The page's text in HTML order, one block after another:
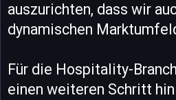
auszurichten, dass wir
dynamischen
Für die Hospitality-
einen weiteren Schritt